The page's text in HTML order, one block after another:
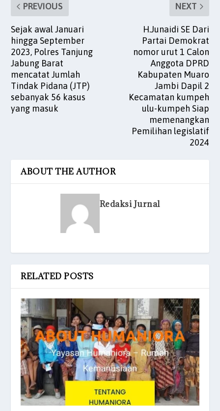
PREVIOUS
Sejak awal Januari
hingga September
2023, Polres Tanjung
Jabung Barat
mencatat Jumlah
Tindak Pidana (JTP)
sebanyak 56 kasus
yang masuk
NEXT
H.Junaidi SE Dari
Partai Demokrat
nomor urut 1 Calon
Anggota DPRD
Kabupaten Muaro
Jambi Dapil 2
Kecamatan kumpeh
ulu-kumpeh Siap
memenangkan
Pemilihan legislatif
2024
ABOUT THE AUTHOR
Redaksi Jurnal
RELATED POSTS